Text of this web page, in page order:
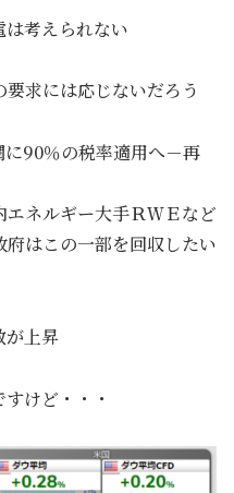
考えられない
求には応じないだろう
に90％の税率適用へ－再
ネルギー大手ＲＷＥなど
はこの一部を回収したい
上昇
けど・・・